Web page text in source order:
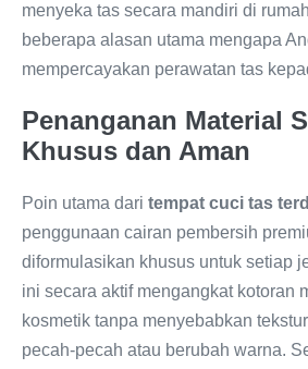
menyeka tas secara mandiri di
beberapa alasan utama mengapa
mempercayakan perawatan tas
Penanganan Material
Khusus dan Aman
Poin utama dari tempat cuci tas
penggunaan cairan pembersih
diformulasikan khusus untuk setiap
ini secara aktif mengangkat kotoran
kosmetik tanpa menyebabkan
pecah-pecah atau berubah warna.